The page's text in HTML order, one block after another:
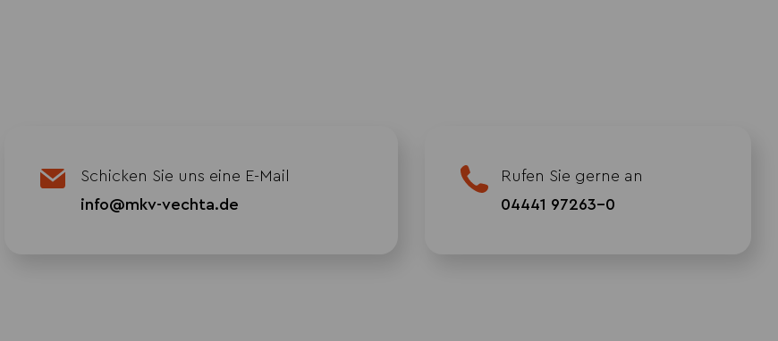
Schicken Sie uns eine E-Mail
info@mkv-vechta.de
Rufen Sie gerne an
04441 97263-0